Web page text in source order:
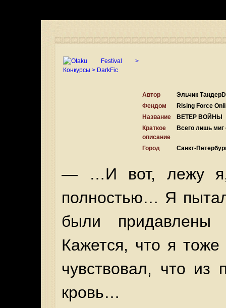
Автор
Эльчик
Фендом
Rising Force
Название
ВЕТЕР ВОЙНЫ
Краткое
описание
Всего лишь
Город Санкт-
— …И вот, лежу я,
полностью… Я
были придавлены
Кажется, что я
чувствовал, что
кровь…